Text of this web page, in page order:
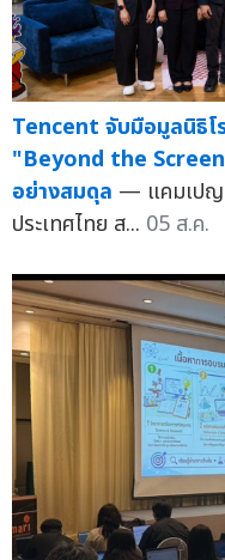
Tencent จับมือมูลนิธิโ
"Beyond the
อย่างสมดุล — แคมเปญ
ประเทศไทย ส... 05 ส.ค.